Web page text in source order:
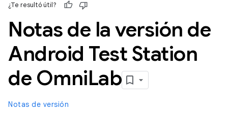
¿Te resultó útil?
Notas de la versión de
Android Test Station
de OmniLab
Notas de versión